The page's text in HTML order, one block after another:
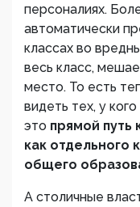
персоналиях.
автоматически
классах во
весь класс,
место. То есть
видеть тех, у
это прямой путь
как отдельного
общего
А столичные